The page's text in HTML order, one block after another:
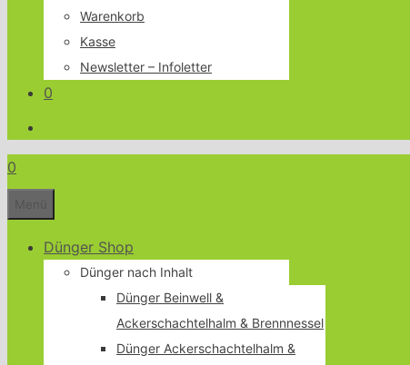
Warenkorb
Kasse
Newsletter – Infoletter
0
0
Dünger Shop
Dünger nach Inhalt
Dünger Beinwell &
Ackerschachtelhalm & Brennnessel
Dünger Ackerschachtelhalm &